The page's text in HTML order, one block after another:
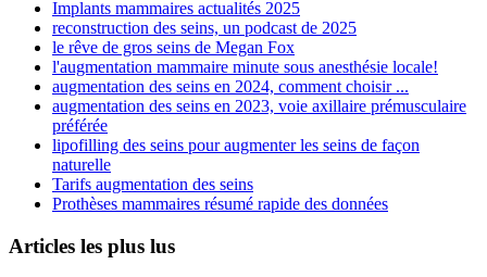
Implants mammaires actualités 2025
reconstruction des seins, un podcast de 2025
le rêve de gros seins de Megan Fox
l'augmentation mammaire minute sous anesthésie locale!
augmentation des seins en 2024, comment choisir ...
augmentation des seins en 2023, voie axillaire prémusculaire
préférée
lipofilling des seins pour augmenter les seins de façon
naturelle
Tarifs augmentation des seins
Prothèses mammaires résumé rapide des données
Articles les plus lus